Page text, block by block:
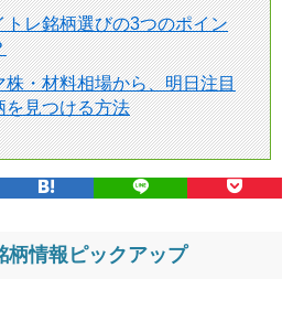
トレ銘柄選びの3つのポイン
株・材料相場から、明日注目
を見つける方法
柄情報ピックアップ